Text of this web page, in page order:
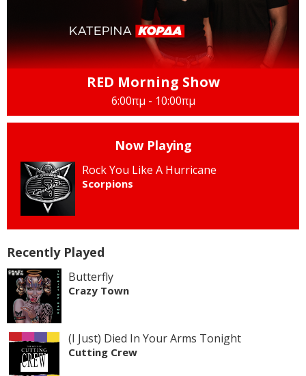
RED Morning Show
6:00πμ - 10:00πμ
Now Playing
Rock You Like A Hurricane
Scorpions
Recently Played
Butterfly
Crazy Town
(I Just) Died In Your Arms Tonight
Cutting Crew